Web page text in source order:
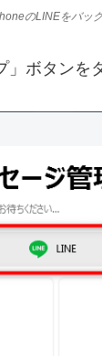
のLINEをバッ
ボタンを